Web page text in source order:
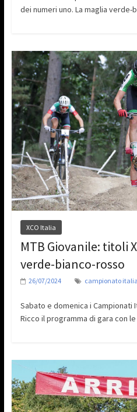
dei numeri uno. La maglia
XCO Italia
MTB Giovanile: titoli
verde-bianco-rosso
26/07/2024 campionato
Sabato e domenica i Campionati
Ricco il programma di gara con